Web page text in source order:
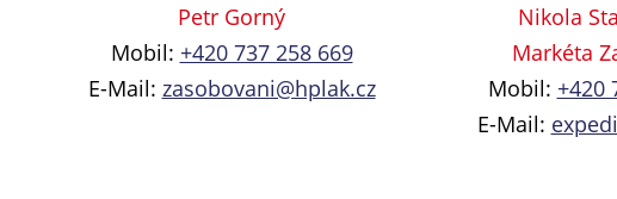
Petr Gorný
Mobil: +420 737 258 669
E-Mail: zasobovani@hplak.cz
Nikola
Markéta
Mobil: +420
E-Mail: